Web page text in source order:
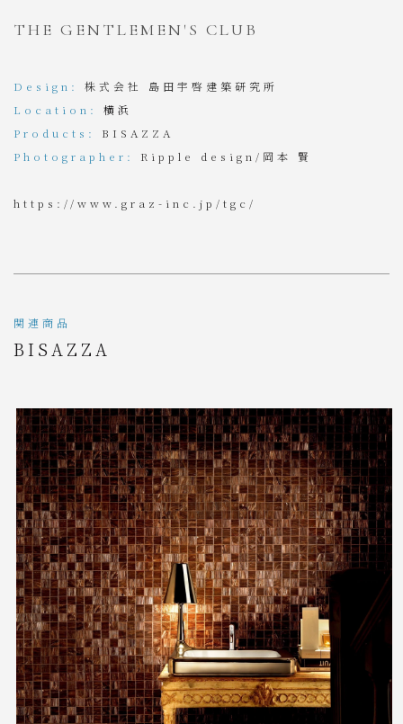
THE GENTLEMEN'S CLUB
Design:
株式会社 島田宇啓建築研究所
Location: 横浜
Products:
BISAZZA
Photographer: Ripple design/ 岡本 賢
https://www.graz-inc.jp/tgc/
関連商品
BISAZZA